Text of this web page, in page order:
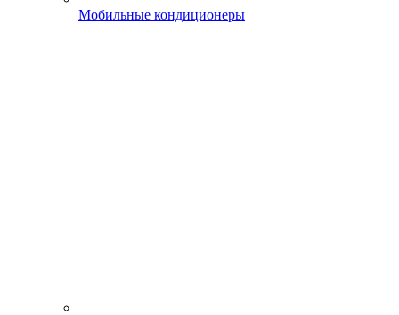
Мобильные кондиционеры